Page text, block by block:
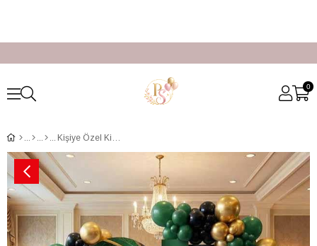
0
Kişiye Özel Kitap Temalı Mezuniyet Sahne Dekoru